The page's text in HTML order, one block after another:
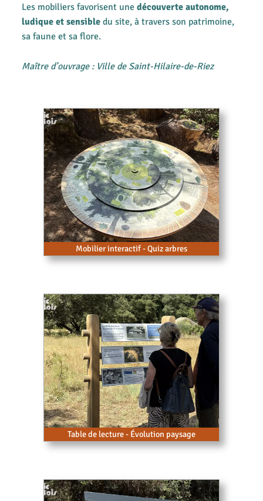
Les mobiliers favorisent une découverte autonome,
ludique et sensibledu site, à travers son patrimoine,
sa faune et sa flore.
Maître d’ouvrage : Ville de Saint-Hilaire-de-Riez
Mobilier interactif - Quiz arbres
Table de lecture - Évolution paysage